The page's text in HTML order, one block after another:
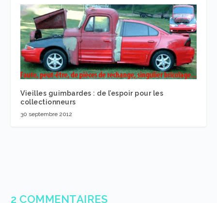
Vieilles guimbardes : de l’espoir pour les
collectionneurs
30 septembre 2012
2 COMMENTAIRES